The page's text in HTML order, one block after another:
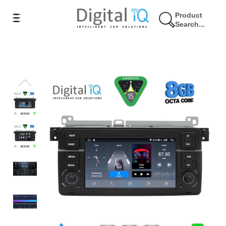
Product
Search...
4% Έκπτωση